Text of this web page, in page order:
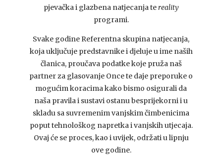
pjevačka i glazbena natjecanja tereality
programi.
Svake godine Referentna skupina natjecanja,
koja uključuje predstavnike i djeluje u ime naših
članica, proučava podatke koje pruža naš
partner za glasovanje Once te daje preporuke o
mogućim koracima kako bismo osigurali da
naša pravila i sustavi ostanu besprijekorni i u
skladu sa suvremenim vanjskim čimbenicima
poput tehnološkog napretka i vanjskih utjecaja.
Ovaj će se proces, kao i uvijek, održati u lipnju
ove godine.